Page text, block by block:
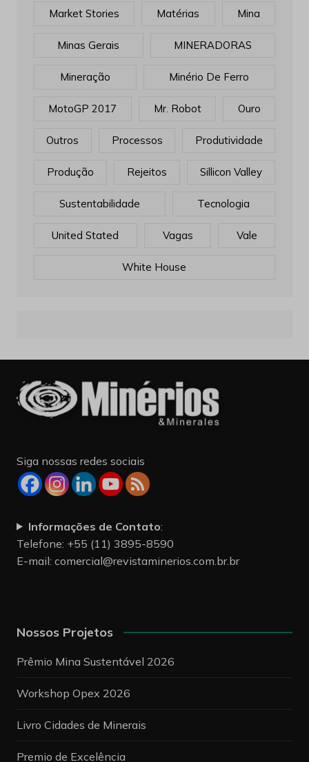
Market Stories Matérias Mina
Minas Gerais MINERADORAS
Mineração Minério De Ferro
MotoGP 2017 Mr. Robot Ouro
Outros Processos Produtividade
Produção Rejeitos Sillicon Valley
Sustentabilidade Tecnologia
United Stated Vagas Vale
White House
Siga nossas redes sociais
Informações de Contato:
Telefone: +55 (11) 3895-8590
E-mail: comercial@revistaminerios.com.br.br
Nossos Projetos
Prêmio Mina Sustentável 2026
Workshop Opex 2026
Livro Cidades de Minerais
Premio de Excelência